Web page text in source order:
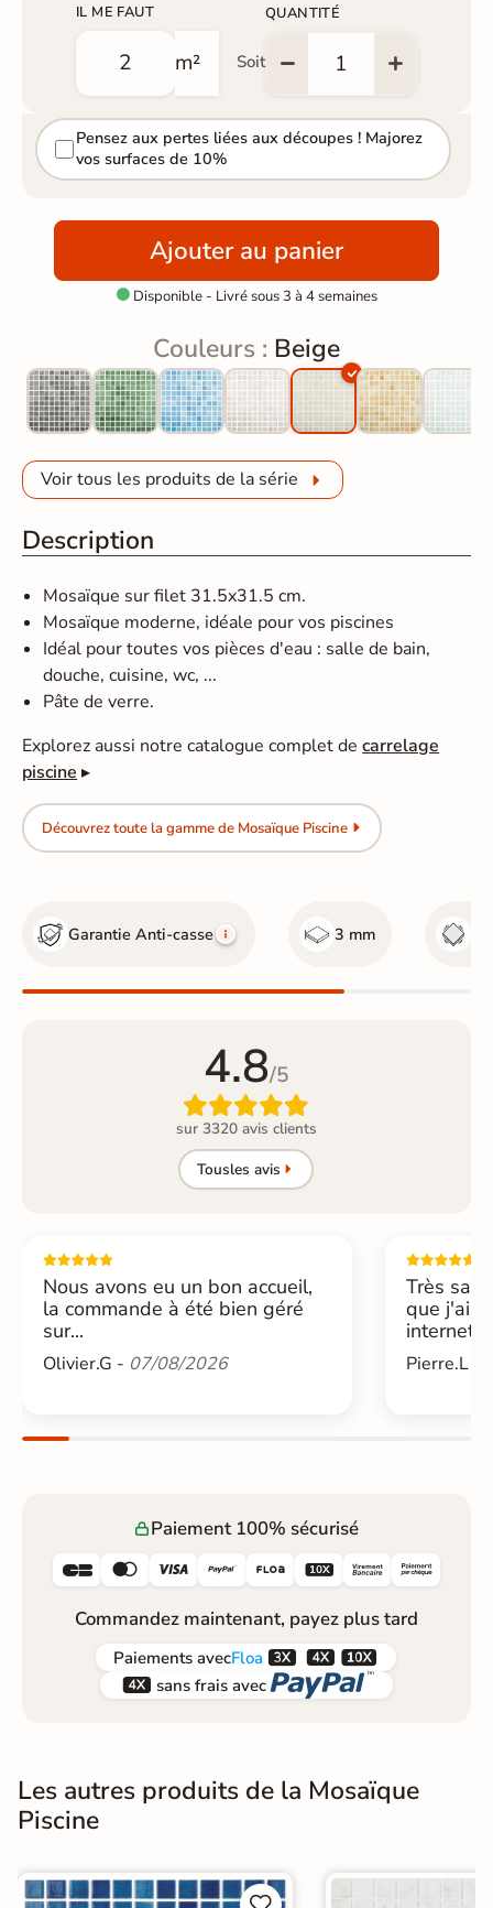
IL ME FAUT
m² Soit
QUANTITÉ
Pensez aux pertes liées aux découpes ! Majorez
vos surfaces de 10%
Ajouter au panier
Disponible - Livré sous 3 à 4 semaines
Couleurs : Beige
Voir tous les produits de la série
Description
Mosaïque sur filet 31.5x31.5 cm.
Mosaïque moderne, idéale pour vos piscines
Idéal pour toutes vos pièces d'eau : salle de bain,
douche, cuisine, wc, ...
Pâte de verre.
Explorez aussi notre catalogue complet decarrelage
piscine ▸
Découvrez toute la gamme de Mosaïque Piscine
Garantie Anti-casse 3 mm
4.8/5

sur 3320 avis clients
Tousles avis
Nous avons eu un bon accueil,
la commande à été bien géré
sur...
Olivier.G - 07/08/2026
Très
que j'ai
internet....
Pierre.L -
Paiement 100% sécurisé
     
Commandez maintenant, payez plus tard
Paiements avecFloa  
 sans frais avec 
Les autres produits de la Mosaïque
Piscine